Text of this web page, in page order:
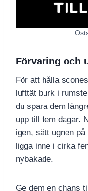
Förvaring och
För att hålla
lufttät burk i
du spara dem
upp till fem dagar.
igen, sätt ugnen
ligga inne i cirka
nybakade.
Ge dem en chans